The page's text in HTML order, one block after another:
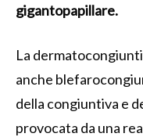
gigantopapillare.
La
anche
della congiuntiva e
provocata da una